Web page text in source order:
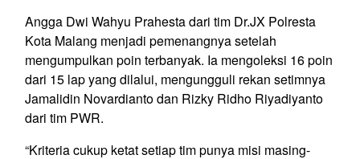
Angga Dwi Wahyu Prahesta dari tim Dr.JX Polresta
Kota Malang menjadi pemenangnya setelah
mengumpulkan poin terbanyak. Ia mengoleksi 16 poin
dari 15 lap yang dilalui, mengungguli rekan setimnya
Jamalidin Novardianto dan Rizky Ridho Riyadiyanto
dari tim PWR.
“Kriteria cukup ketat setiap tim punya misi masing-